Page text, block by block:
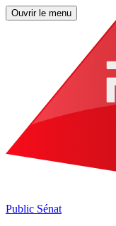
Ouvrir le menu
Public Sénat